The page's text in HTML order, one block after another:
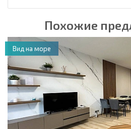
Похожие
Вид на море